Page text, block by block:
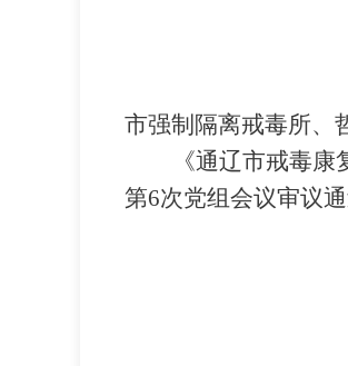
市强制隔离戒毒所、
《通辽市戒毒
第6次党组会议审议